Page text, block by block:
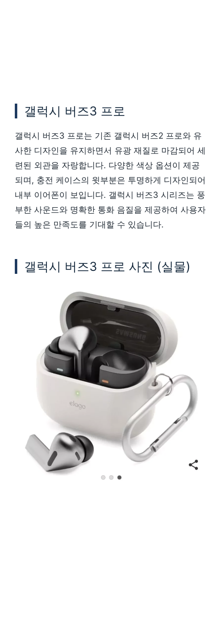
갤럭시 버즈3 프로
갤럭시 버즈3 프로는 기존 갤럭시 버즈2 프로와 유
사한 디자인을 유지하면서 유광 재질로 마감되어 세
련된 외관을 자랑합니다. 다양한 색상 옵션이 제공
되며, 충전 케이스의 윗부분은 투명하게 디자인되어
내부 이어폰이 보입니다. 갤럭시 버즈3 시리즈는 풍
부한 사운드와 명확한 통화 음질을 제공하여 사용자
들의 높은 만족도를 기대할 수 있습니다.
갤럭시 버즈3 프로 사진 (실물)